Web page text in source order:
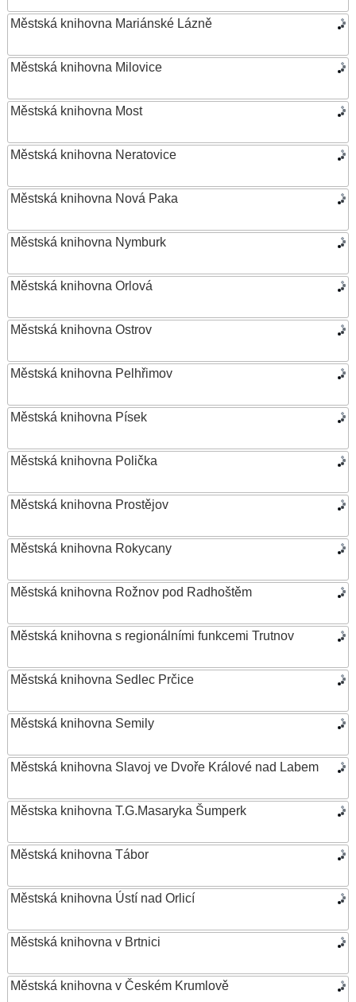
Městská knihovna Mariánské Lázně
Městská knihovna Milovice
Městská knihovna Most
Městská knihovna Neratovice
Městská knihovna Nová Paka
Městská knihovna Nymburk
Městská knihovna Orlová
Městská knihovna Ostrov
Městská knihovna Pelhřimov
Městská knihovna Písek
Městská knihovna Polička
Městská knihovna Prostějov
Městská knihovna Rokycany
Městská knihovna Rožnov pod Radhoštěm
Městská knihovna s regionálními funkcemi Trutnov
Městská knihovna Sedlec Prčice
Městská knihovna Semily
Městská knihovna Slavoj ve Dvoře Králové nad Labem
Městska knihovna T.G.Masaryka Šumperk
Městská knihovna Tábor
Městská knihovna Ústí nad Orlicí
Městská knihovna v Brtnici
Městská knihovna v Českém Krumlově